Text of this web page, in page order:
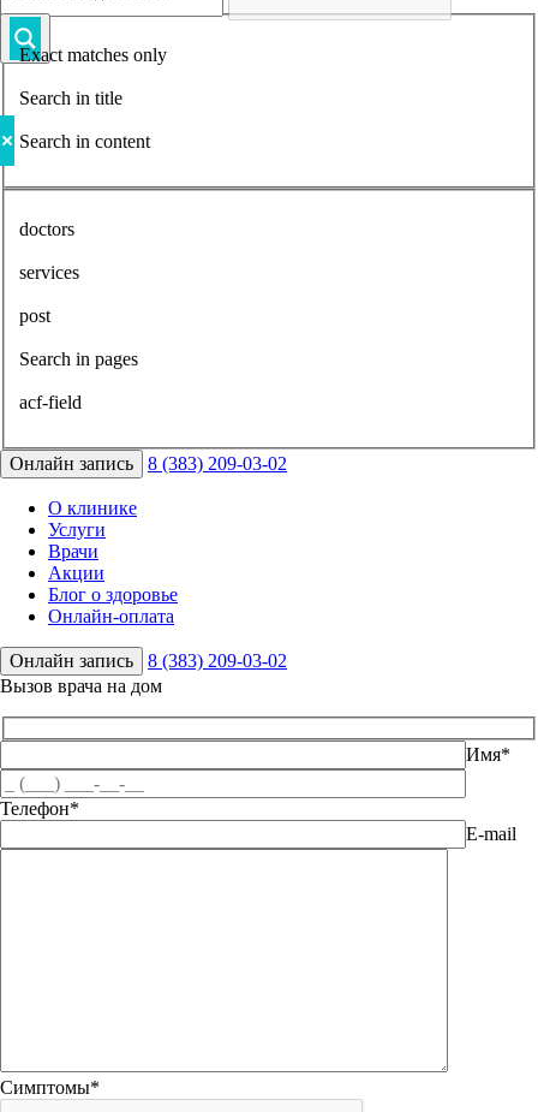
Exact matches only
Search in title
Search in content
doctors
services
post
Search in pages
acf-field
Онлайн запись 8 (383) 209-03-02
О клинике
Услуги
Врачи
Акции
Блог о здоровье
Онлайн-оплата
Онлайн запись
8 (383) 209-03-02
Вызов врача на дом
Имя*
Телефон*
E-mail
Симптомы*